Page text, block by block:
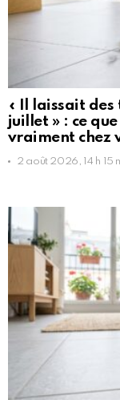
« Il laissait
juillet » : ce
vraiment chez
2 août 2026, 14 h 15